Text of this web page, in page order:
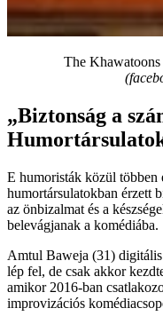
The
„Biztonság a
E humoristák közül többen
humortársulatokban érzett
az önbizalmat és a
belevágjanak a komédiába.
Amtul Baweja (31) digitális
lép fel, de csak akkor
amikor 2016-ban
improvizációs